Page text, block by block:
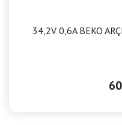
34,2V 0,6A BEKO